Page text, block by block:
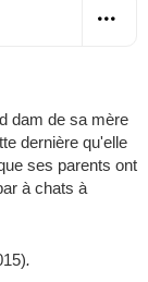
dam de sa mère
dernière qu'elle
ses parents ont
à chats à
.